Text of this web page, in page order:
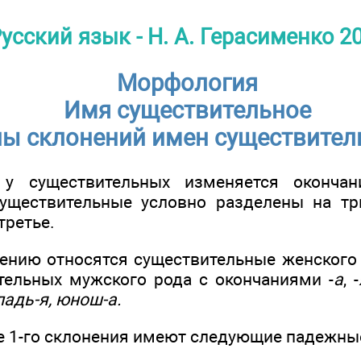
язык - Н. А. Герасименко
Морфология
Имя существительное
склонений имен
существительных изменяется
условно разделены на
относятся существительные
мужского рода с окончаниями -а, -
я, юнош-а.
1-го склонения имеют следующие